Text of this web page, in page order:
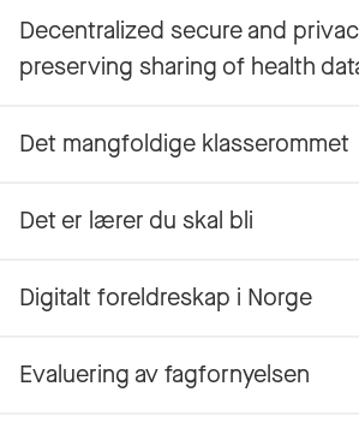
Decentralized secure and
preserving sharing of health
Det mangfoldige klasserommet
Det er lærer du skal bli
Digitalt foreldreskap i Norge
Evaluering av fagfornyelsen